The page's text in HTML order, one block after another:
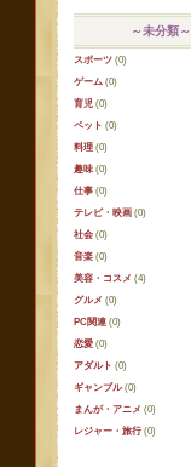
～未分類～
スポーツ (0)
ゲーム (0)
育児 (0)
ペット (0)
料理 (0)
趣味 (0)
仕事 (0)
テレビ・映画 (0)
社会 (0)
音楽 (0)
美容・コスメ (4)
グルメ (0)
PC関連 (0)
恋愛 (0)
アダルト (0)
ギャンブル(0)
まんが・アニメ (0)
レジャー・旅行 (0)